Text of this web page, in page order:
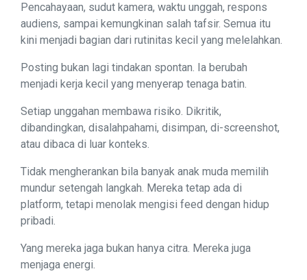
Pencahayaan, sudut kamera, waktu unggah, respons
audiens, sampai kemungkinan salah tafsir. Semua itu
kini menjadi bagian dari rutinitas kecil yang melelahkan.
Posting bukan lagi tindakan spontan. Ia berubah
menjadi kerja kecil yang menyerap tenaga batin.
Setiap unggahan membawa risiko. Dikritik,
dibandingkan, disalahpahami, disimpan, di-screenshot,
atau dibaca di luar konteks.
Tidak mengherankan bila banyak anak muda memilih
mundur setengah langkah. Mereka tetap ada di
platform, tetapi menolak mengisi feed dengan hidup
pribadi.
Yang mereka jaga bukan hanya citra. Mereka juga
menjaga energi.